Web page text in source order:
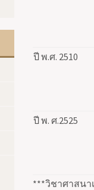
ปี พ.ศ. 2510
ปี พ. ศ.2525
***วิชาศาสน